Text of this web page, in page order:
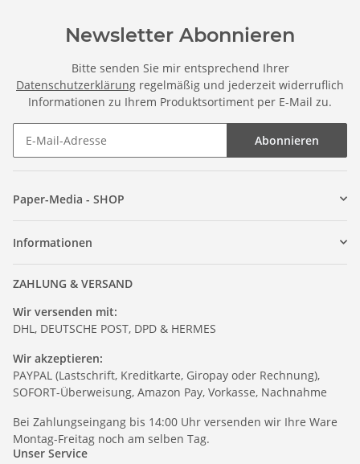
Newsletter Abonnieren
Bitte senden Sie mir entsprechend Ihrer
Datenschutzerklärung regelmäßig und jederzeit widerruflich
Informationen zu Ihrem Produktsortiment per E-Mail zu.
Abonnieren
Paper-Media - SHOP
Informationen
ZAHLUNG & VERSAND
Wir versenden mit:
DHL, DEUTSCHE POST, DPD & HERMES
Wir akzeptieren:
PAYPAL (Lastschrift, Kreditkarte, Giropay oder Rechnung),
SOFORT-Überweisung, Amazon Pay, Vorkasse, Nachnahme
Bei Zahlungseingang bis 14:00 Uhr versenden wir Ihre Ware
Montag-Freitag noch am selben Tag.
Unser Service